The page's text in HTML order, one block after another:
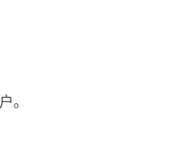
。